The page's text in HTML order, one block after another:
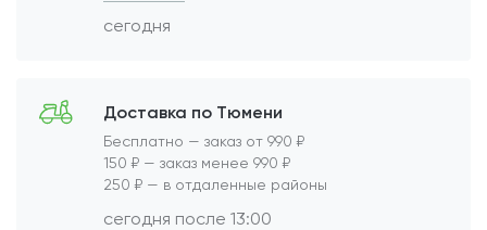
сегодня
Доставка по Тюмени
Бесплатно — заказ от 990 ₽
150 ₽ — заказ менее 990 ₽
250 ₽ — в отдаленные районы
сегодня после 13:00